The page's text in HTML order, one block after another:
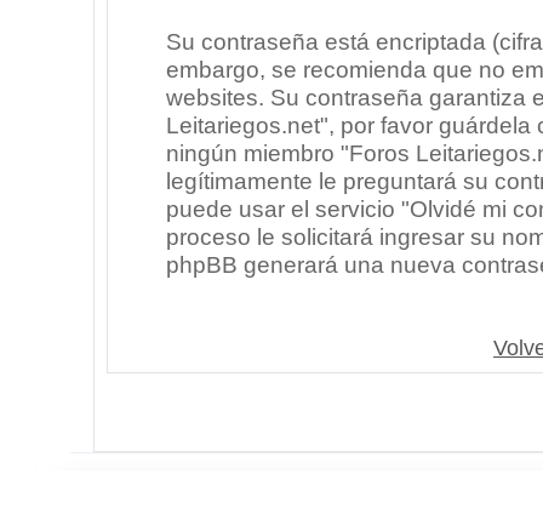
Su contraseña está encriptada
embargo, se recomienda que no
websites. Su contraseña garantiza
Leitariegos.net", por favor
ningún miembro "Foros
legítimamente le preguntará su
puede usar el servicio "Olvidé mi
proceso le solicitará ingresar su
phpBB generará una nueva